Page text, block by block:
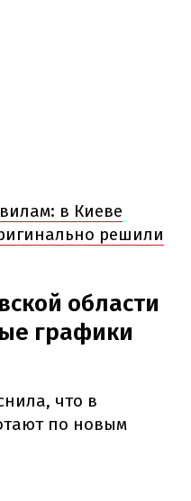
в Киеве
решили
области
графики
что в
по новым